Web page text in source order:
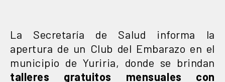
La Secretaría de Salud informa la
apertura de un Club del Embarazo en el
municipio de Yuriria, donde se brindan
talleres gratuitos mensuales con